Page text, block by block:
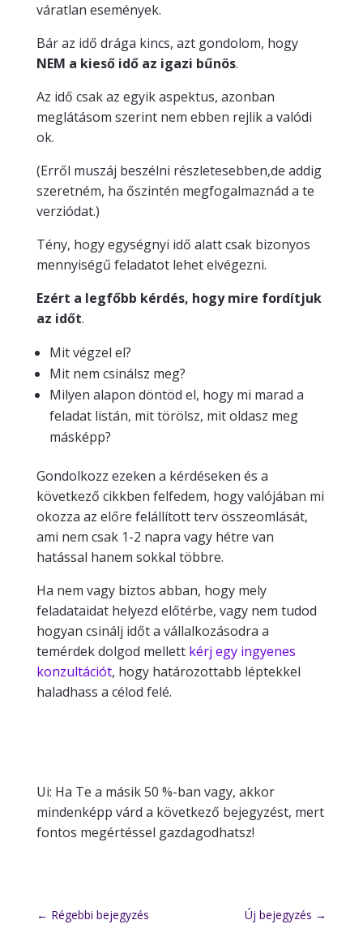
váratlan események.
Bár az idő drága kincs, azt gondolom, hogy
NEM a kieső idő az igazi bűnös.
Az idő csak az egyik aspektus, azonban
meglátásom szerint nem ebben rejlik a valódi
ok.
(Erről muszáj beszélni részletesebben,de addig
szeretném, ha őszintén megfogalmaznád a te
verziódat.)
Tény, hogy egységnyi idő alatt csak bizonyos
mennyiségű feladatot lehet elvégezni.
Ezért a legfőbb kérdés, hogy mire fordítjuk
az időt.
Mit végzel el?
Mit nem csinálsz meg?
Milyen alapon döntöd el, hogy mi marad a
feladat listán, mit törölsz, mit oldasz meg
másképp?
Gondolkozz ezeken a kérdéseken és a
következő cikkben felfedem, hogy valójában mi
okozza az előre felállított terv összeomlását,
ami nem csak 1-2 napra vagy hétre van
hatással hanem sokkal többre.
Ha nem vagy biztos abban, hogy mely
feladataidat helyezd előtérbe, vagy nem tudod
hogyan csinálj időt a vállalkozásodra a
temérdek dolgod mellett kérj egy ingyenes
konzultációt, hogy határozottabb léptekkel
haladhass a célod felé.
Ui: Ha Te a másik 50 %-ban vagy, akkor
mindenképp várd a következő bejegyzést, mert
fontos megértéssel gazdagodhatsz!
← Régebbi bejegyzés Új bejegyzés →